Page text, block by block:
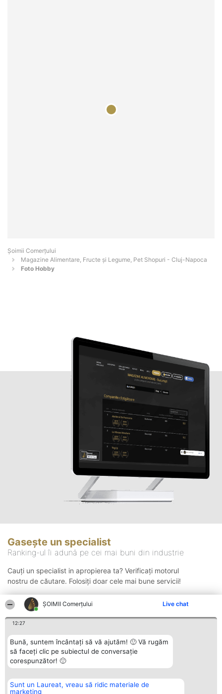
ȘOIMII Comerțului Live chat
12:27
Bună, suntem încântați să vă ajutăm! 🙂 Vă rugăm
să faceți clic pe subiectul de conversație
corespunzător! 🙂
Sunt un Laureat, vreau să ridic materiale de
marketing
Șoimii Comerțului
Magazine Alimentare, Fructe și Legume, Pet Shopuri - Cluj-Napoca
Foto Hobby
Gasește un specialist
Ranking-ul îi adună pe cei mai buni din industrie
Cauți un specialist in apropierea ta? Verificați motorul
nostru de căutare. Folosiți doar cele mai bune servicii!
Organizator Ranking
BRIGHT SOLUTIONS BR SRL
Plebiscyt Contact